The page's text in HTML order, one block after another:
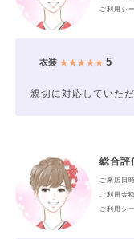
ご利用シ
衣装★★★★★ 5
親切に対応していた
総合評
ご来店日
ご利用金
ご利用シ